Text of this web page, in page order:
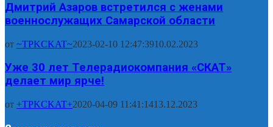
Дмитрий Азаров встретился с женами
военнослужащих Самарской области
от ~TPKCKAT~2023-02-10 12:47:3910.02.2023
Уже 30 лет Телерадиокомпания «СКАТ»
делает мир ярче!
от +TPKCKAT+2020-04-09 11:41:1413.12.2023